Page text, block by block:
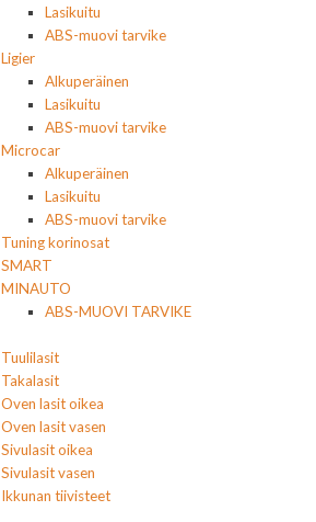
Lasikuitu
ABS-muovi tarvike
Ligier
Alkuperäinen
Lasikuitu
ABS-muovi tarvike
Microcar
Alkuperäinen
Lasikuitu
ABS-muovi tarvike
Tuning korinosat
SMART
MINAUTO
ABS-MUOVI TARVIKE
Tuulilasit
Takalasit
Oven lasit oikea
Oven lasit vasen
Sivulasit oikea
Sivulasit vasen
Ikkunan tiivisteet